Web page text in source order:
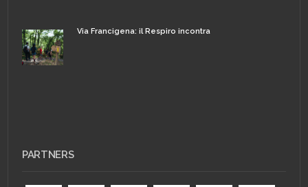
Via Francigena: il Respiro incontra
PARTNERS